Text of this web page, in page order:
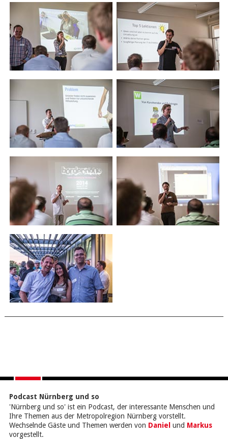
Podcast Nürnberg und so
'Nürnberg und so' ist ein Podcast, der interessante Menschen und
Ihre Themen aus der Metropolregion Nürnberg vorstellt.
Wechselnde Gäste und Themen werden von Daniel und Markus
vorgestellt.